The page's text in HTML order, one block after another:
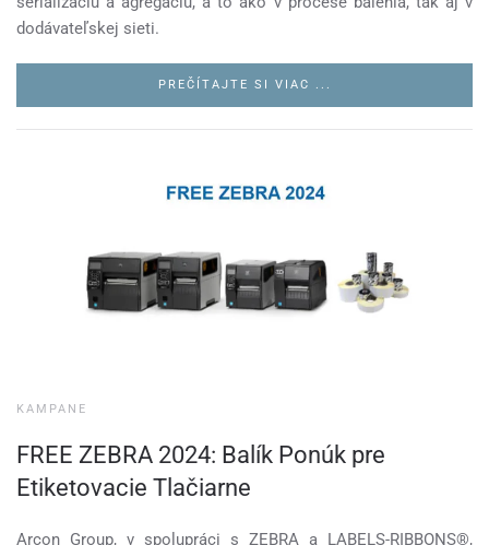
dodávateľskej sieti.
PREČÍTAJTE SI VIAC ...
KAMPANE
FREE ZEBRA 2024: Balík Ponúk pre
Etiketovacie Tlačiarne
Arcon Group, v spolupráci s ZEBRA a LABELS-RIBBONS®,